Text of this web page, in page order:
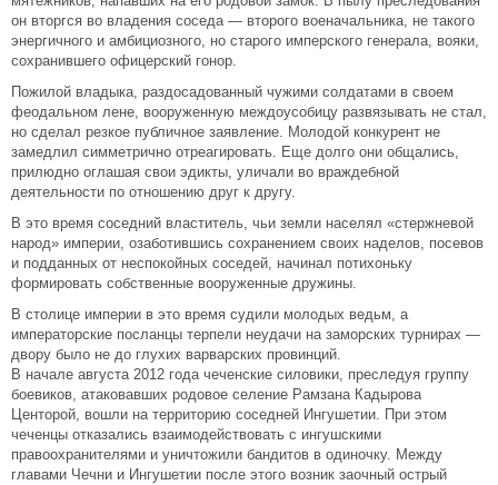
он вторгся во владения соседа — второго военачальника, не такого
энергичного и амбициозного, но старого имперского генерала, вояки,
сохранившего офицерский гонор.
Пожилой владыка, раздосадованный чужими солдатами в своем
феодальном лене, вооруженную междоусобицу развязывать не стал,
но сделал резкое публичное заявление. Молодой конкурент не
замедлил симметрично отреагировать. Еще долго они общались,
прилюдно оглашая свои эдикты, уличали во враждебной
деятельности по отношению друг к другу.
В это время соседний властитель, чьи земли населял «стержневой
народ» империи, озаботившись сохранением своих наделов, посевов
и подданных от неспокойных соседей, начинал потихоньку
формировать собственные вооруженные дружины.
В столице империи в это время судили молодых ведьм, а
императорские посланцы терпели неудачи на заморских турнирах —
двору было не до глухих варварских провинций.
В начале августа 2012 года чеченские силовики, преследуя группу
боевиков, атаковавших родовое селение Рамзана Кадырова
Центорой, вошли на территорию соседней Ингушетии. При этом
чеченцы отказались взаимодействовать с ингушскими
правоохранителями и уничтожили бандитов в одиночку. Между
главами Чечни и Ингушетии после этого возник заочный острый